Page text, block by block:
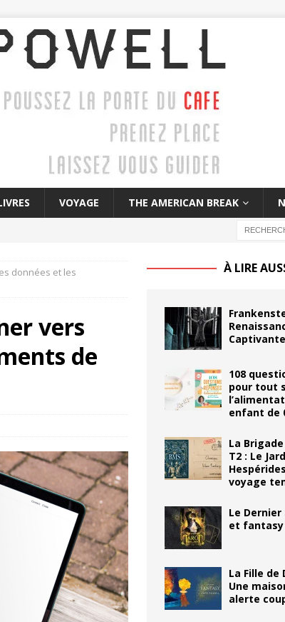
VOYAGE THE AMERICAN BREAK
données et les
vers
de
À LIRE
Captivante
108
pour tout
enfant de
La
T2 : Le
voyage
Le
et fantasy
La Fille de
Une
alerte